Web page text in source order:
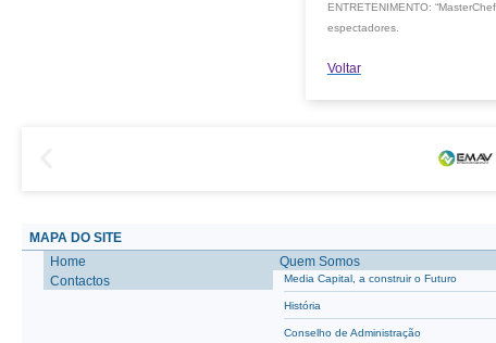
ENTRETENIMENTO:
espectadores.
Voltar
MAPA DO SITE
Home
Contactos
Quem Somos
Media Capital, a construir o Futuro
História
Conselho de Administração